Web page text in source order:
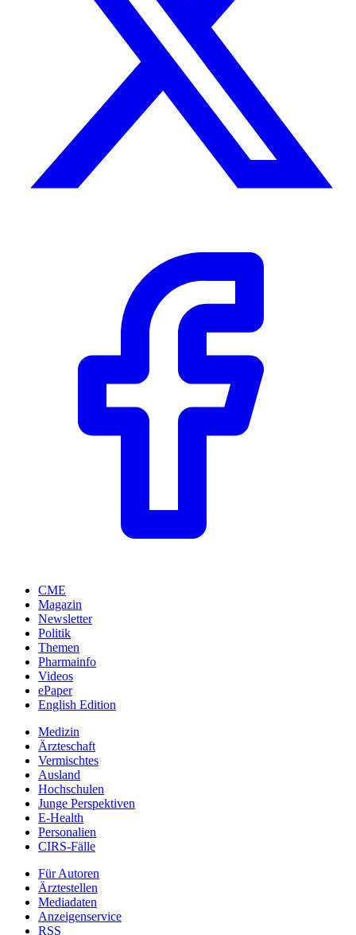
CME
Magazin
Newsletter
Politik
Themen
Pharmainfo
Videos
ePaper
English Edition
Medizin
Ärzteschaft
Vermischtes
Ausland
Hochschulen
Junge Perspektiven
E-Health
Personalien
CIRS-Fälle
Für Autoren
Ärztestellen
Mediadaten
Anzeigenservice
RSS